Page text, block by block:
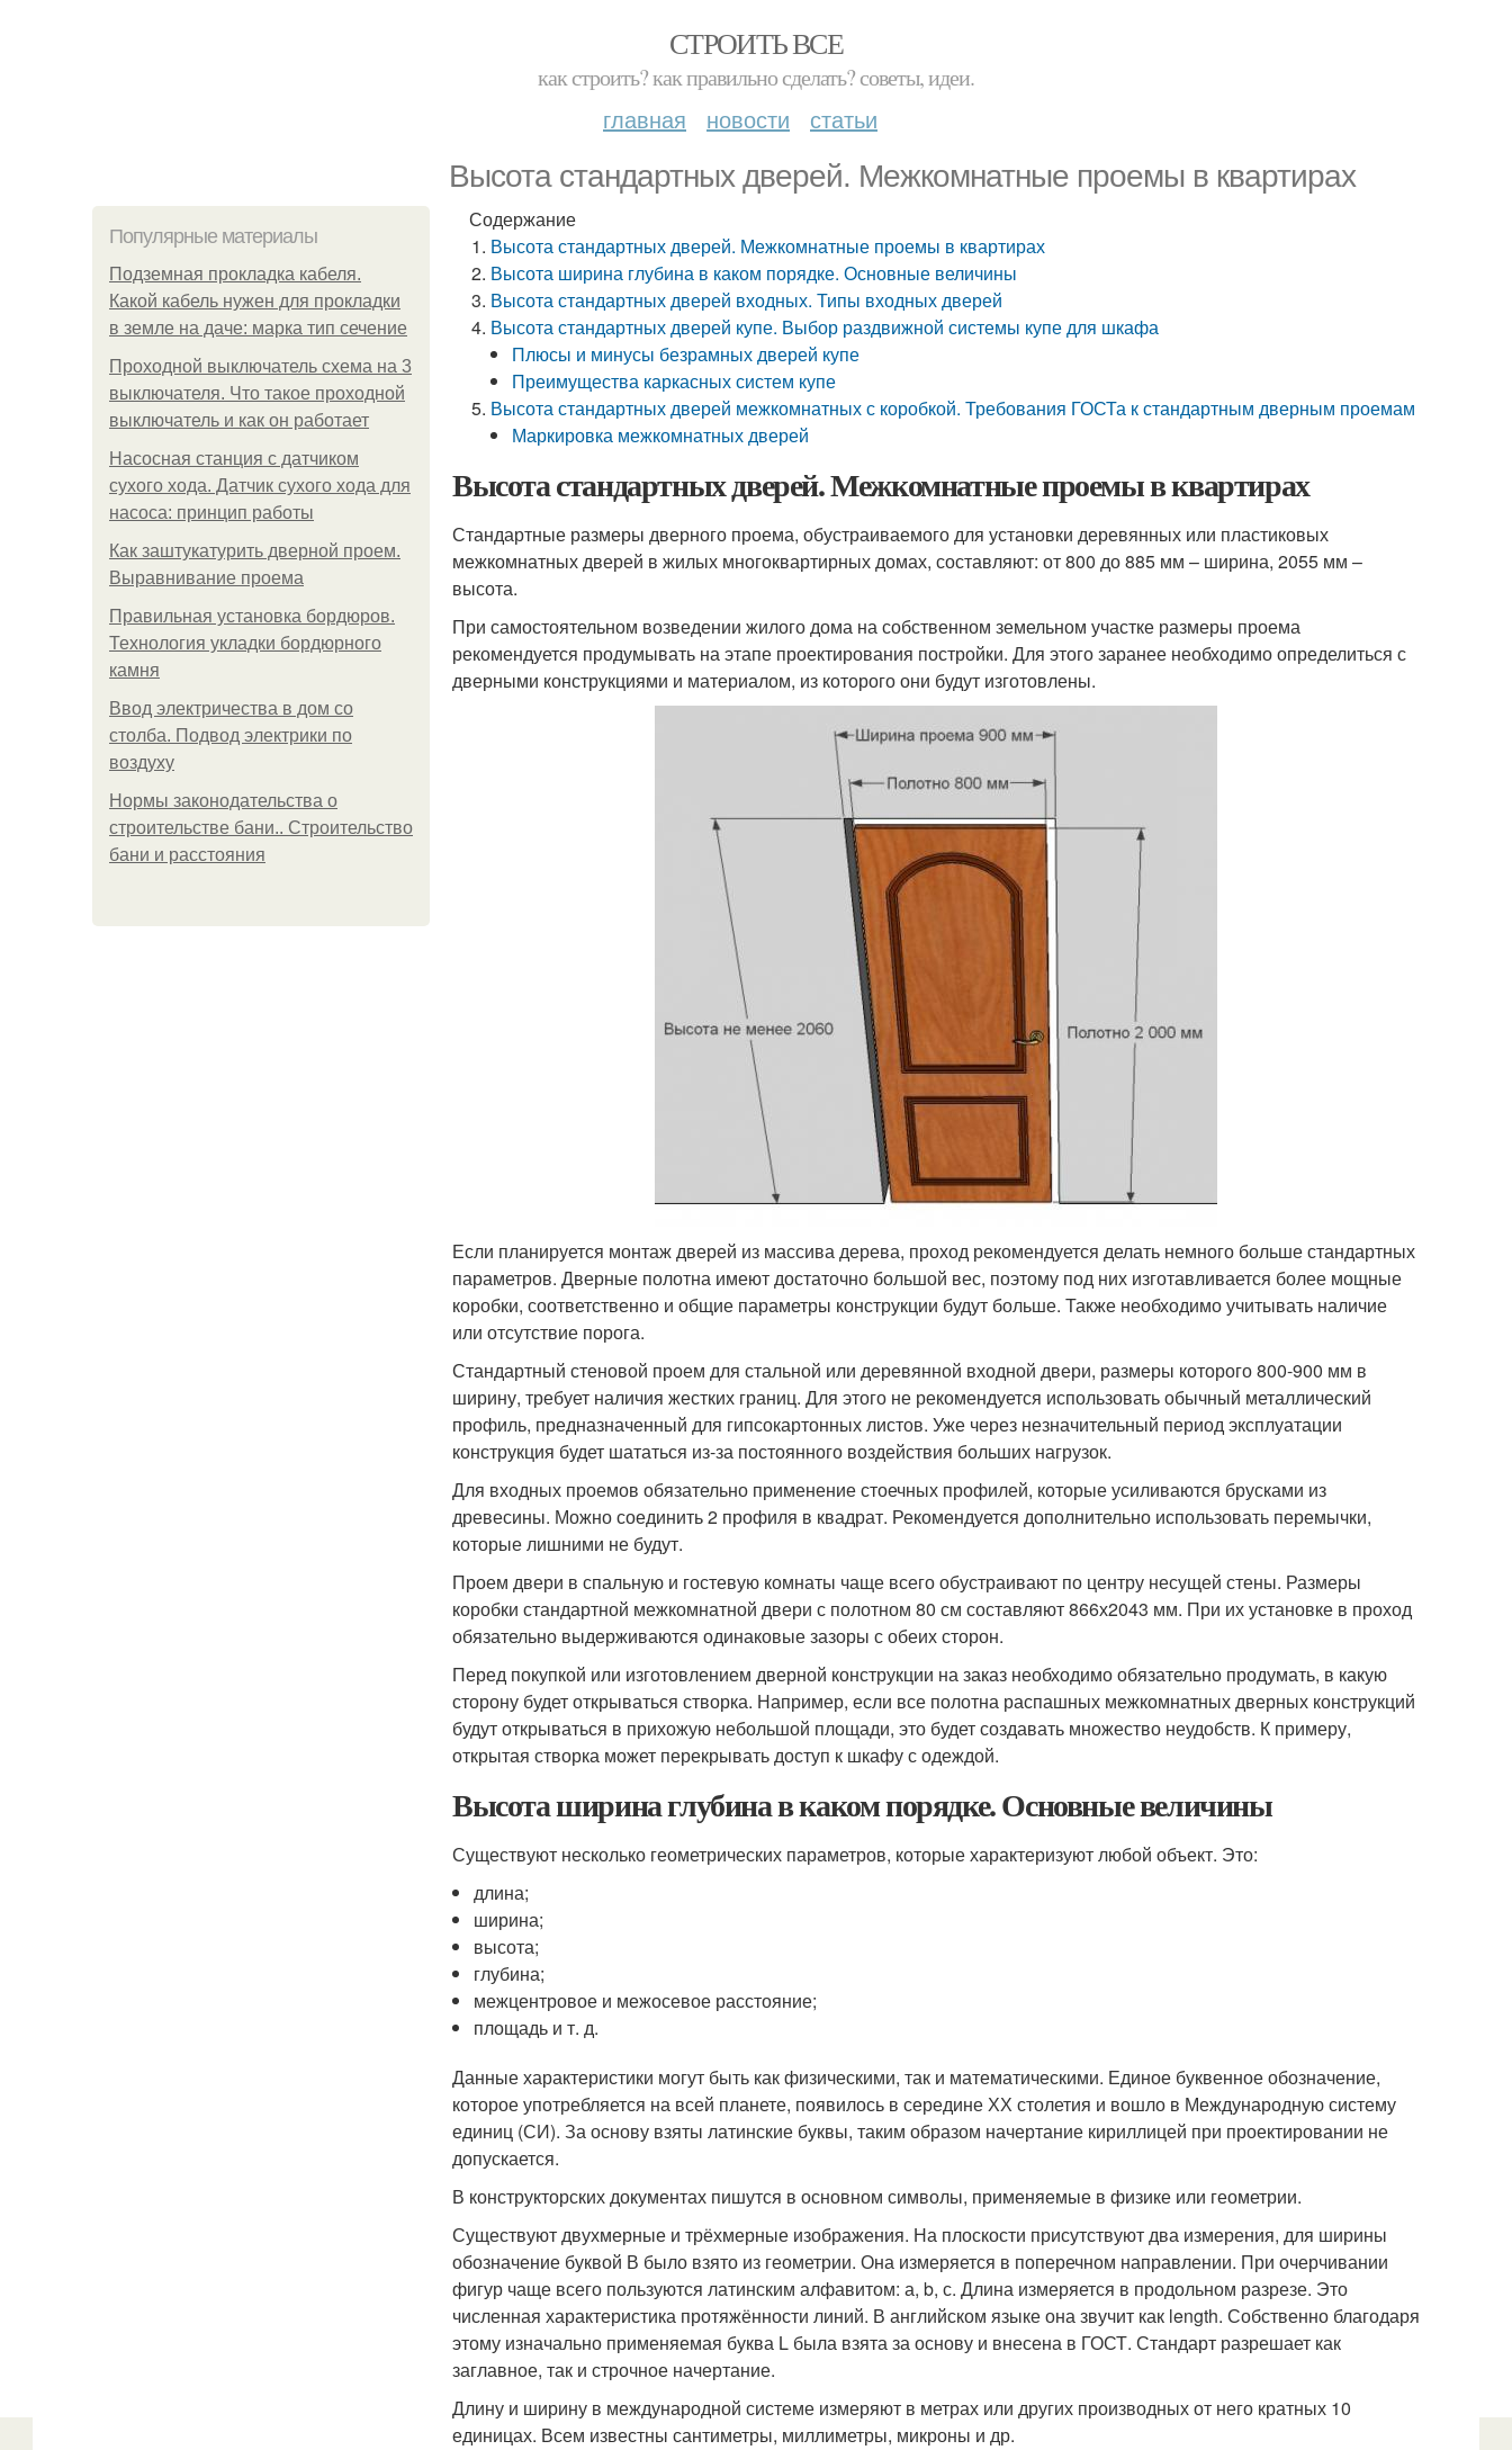
СТРОИТЬ ВСЕ
как строить? как правильно сделать? советы, идеи.
главная новости статьи
Высота стандартных дверей. Межкомнатные проемы в квартирах
Популярные материалы
Подземная прокладка кабеля.
Какой кабель нужен для прокладки
в земле на даче: марка тип сечение
Проходной выключатель схема на 3
выключателя. Что такое проходной
выключатель и как он работает
Насосная станция с датчиком
сухого хода. Датчик сухого хода для
насоса: принцип работы
Как заштукатурить дверной проем.
Выравнивание проема
Правильная установка бордюров.
Технология укладки бордюрного
камня
Ввод электричества в дом со
столба. Подвод электрики по
воздуху
Нормы законодательства о
строительстве бани.. Строительство
бани и расстояния
Содержание
Высота стандартных дверей. Межкомнатные проемы в квартирах
Высота ширина глубина в каком порядке. Основные величины
Высота стандартных дверей входных. Типы входных дверей
Высота стандартных дверей купе. Выбор раздвижной системы купе для шкафа
Плюсы и минусы безрамных дверей купе
Преимущества каркасных систем купе
Высота стандартных дверей межкомнатных с коробкой. Требования ГОСТа к стандартным дверным проемам
Маркировка межкомнатных дверей
Высота стандартных дверей. Межкомнатные проемы в квартирах
Стандартные размеры дверного проема, обустраиваемого для установки деревянных или пластиковых
межкомнатных дверей в жилых многоквартирных домах, составляют: от 800 до 885 мм – ширина, 2055 мм –
высота.
При самостоятельном возведении жилого дома на собственном земельном участке размеры проема
рекомендуется продумывать на этапе проектирования постройки. Для этого заранее необходимо определиться с
дверными конструкциями и материалом, из которого они будут изготовлены.
Если планируется монтаж дверей из массива дерева, проход рекомендуется делать немного больше стандартных
параметров. Дверные полотна имеют достаточно большой вес, поэтому под них изготавливается более мощные
коробки, соответственно и общие параметры конструкции будут больше. Также необходимо учитывать наличие
или отсутствие порога.
Стандартный стеновой проем для стальной или деревянной входной двери, размеры которого 800-900 мм в
ширину, требует наличия жестких границ. Для этого не рекомендуется использовать обычный металлический
профиль, предназначенный для гипсокартонных листов. Уже через незначительный период эксплуатации
конструкция будет шататься из-за постоянного воздействия больших нагрузок.
Для входных проемов обязательно применение стоечных профилей, которые усиливаются брусками из
древесины. Можно соединить 2 профиля в квадрат. Рекомендуется дополнительно использовать перемычки,
которые лишними не будут.
Проем двери в спальную и гостевую комнаты чаще всего обустраивают по центру несущей стены. Размеры
коробки стандартной межкомнатной двери с полотном 80 см составляют 866х2043 мм. При их установке в проход
обязательно выдерживаются одинаковые зазоры с обеих сторон.
Перед покупкой или изготовлением дверной конструкции на заказ необходимо обязательно продумать, в какую
сторону будет открываться створка. Например, если все полотна распашных межкомнатных дверных конструкций
будут открываться в прихожую небольшой площади, это будет создавать множество неудобств. К примеру,
открытая створка может перекрывать доступ к шкафу с одеждой.
Высота ширина глубина в каком порядке. Основные величины
Существуют несколько геометрических параметров, которые характеризуют любой объект. Это:
длина;
ширина;
высота;
глубина;
межцентровое и межосевое расстояние;
площадь и т. д.
Данные характеристики могут быть как физическими, так и математическими. Единое буквенное обозначение,
которое употребляется на всей планете, появилось в середине ХХ столетия и вошло в Международную систему
единиц (СИ). За основу взяты латинские буквы, таким образом начертание кириллицей при проектировании не
допускается.
В конструкторских документах пишутся в основном символы, применяемые в физике или геометрии.
Существуют двухмерные и трёхмерные изображения. На плоскости присутствуют два измерения, для ширины
обозначение буквой В было взято из геометрии. Она измеряется в поперечном направлении. При очерчивании
фигур чаще всего пользуются латинским алфавитом: а, b, с. Длина измеряется в продольном разрезе. Это
численная характеристика протяжённости линий. В английском языке она звучит как length. Собственно благодаря
этому изначально применяемая буква L была взята за основу и внесена в ГОСТ. Стандарт разрешает как
заглавное, так и строчное начертание.
Длину и ширину в международной системе измеряют в метрах или других производных от него кратных 10
единицах. Всем известны сантиметры, миллиметры, микроны и др.